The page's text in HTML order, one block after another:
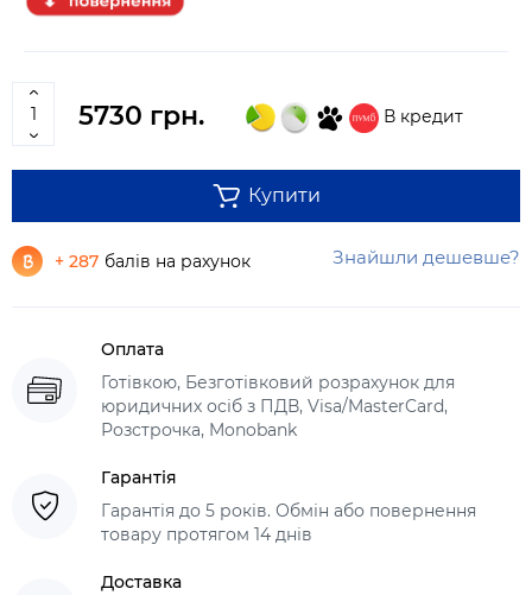
5730 грн. В кредит
Купити
+ 287 балів на рахунок Знайшли дешевше?
Оплата
Готівкою, Безготівковий розрахунок для
юридичних осіб з ПДВ, Visa/MasterCard,
Розстрочка, Monobank
Гарантія
Гарантія до 5 років. Обмін або повернення
товару протягом 14 днів
Доставка